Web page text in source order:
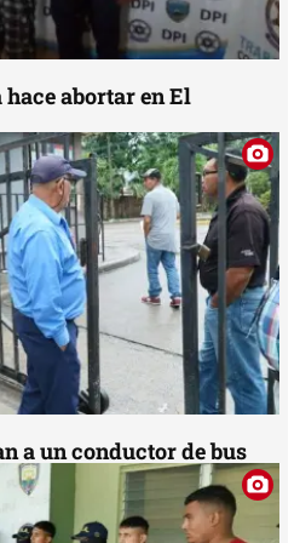
abortar en El
a un conductor de bus